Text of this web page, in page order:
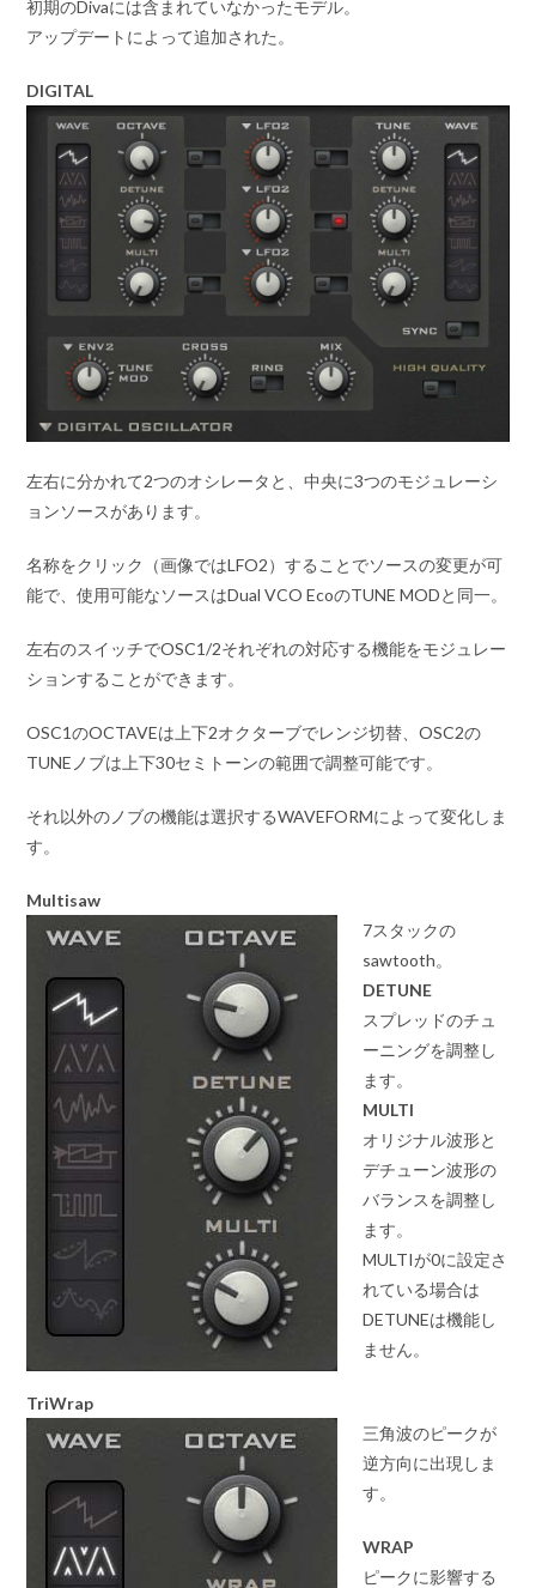
初期のDivaには含まれていなかったモデル。
アップデートによって追加された。
DIGITAL
左右に分かれて2つのオシレータと、中央に3つのモジュレーシ
ョンソースがあります。
名称をクリック（画像ではLFO2）することでソースの変更が可
能で、使用可能なソースはDual VCO EcoのTUNE MODと同一。
左右のスイッチでOSC1/2それぞれの対応する機能をモジュレー
ションすることができます。
OSC1のOCTAVEは上下2オクターブでレンジ切替、OSC2の
TUNEノブは上下30セミトーンの範囲で調整可能です。
それ以外のノブの機能は選択するWAVEFORMによって変化しま
す。
Multisaw
7スタックの
sawtooth。
DETUNE
スプレッドのチュ
ーニングを調整し
ます。
MULTI
オリジナル波形と
デチューン波形の
バランスを調整し
ます。
MULTIが0に設定さ
れている場合は
DETUNEは機能し
ません。
TriWrap
三角波のピークが
逆方向に出現しま
す。
WRAP
ピークに影響する